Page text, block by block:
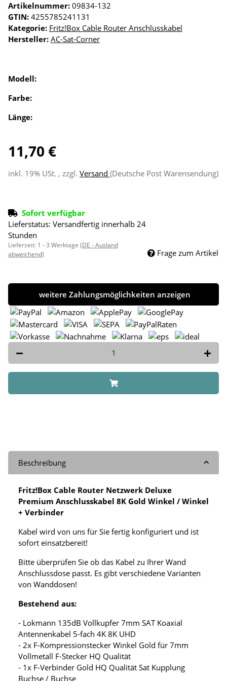
Artikelnummer: 09834-132
GTIN: 4255785241131
Kategorie: Fritz!Box Cable Router Anschlusskabel
Hersteller: AC-Sat-Corner
Modell:
Farbe:
Länge:
11,70 €
inkl. 19% USt. , zzgl. Versand (Deutsche Post Warensendung)
Sofort verfügbar
Lieferstatus: Versandfertig innerhalb 24
Stunden
Lieferzeit: 1 - 3 Werktage (DE - Ausland
abweichend)
Frage zum Artikel
weitere Zahlungsmöglichkeiten anzeigen
Beschreibung
Fritz!Box Cable Router Netzwerk Deluxe
Premium Anschlusskabel 8K Gold Winkel / Winkel
+ Verbinder
Kabel wird von uns für Sie fertig konfiguriert und ist
sofort einsatzbereit!
Bitte überprüfen Sie ob das Kabel zu Ihrer Wand
Anschlussdose passt. Es gibt verschiedene Varianten
von Wanddosen!
Bestehend aus:
- Lokmann 135dB Vollkupfer 7mm SAT Koaxial
Antennenkabel 5-fach 4K 8K UHD
- 2x F-Kompressionstecker Winkel Gold für 7mm
Vollmetall F-Stecker HQ Qualität
- 1x F-Verbinder Gold HQ Qualität Sat Kupplung
Buchse / Buchse